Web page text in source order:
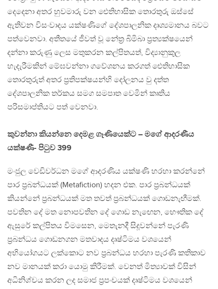
දෙදෙනා අතර හුවමාරු වන ඓතිහාසික තොරතුරු ඔස්සේ
ඇතිවන විසංවාදය යක්ෂණිගේ දේශපාලනික දෘශ්‍යමානය බවට
පත්වෙනවා. අතීතයේ ජීවත් වූ නේත්‍ර බිමිබා ප්‍රත්‍යක්ෂයෙන්
දන්නා කරුණු ලෙස මතුකරන කල්පිතයත්, විද්‍යානුකුල
හැදැරීමකින් මේඝවන්නා ගවේශනය කරගත් ඓතිහාසික
තොරතුරුත් අතර ප්‍රතිපක්ෂයන්හි දෝලනය වු දත්ත
දේශපාලනික තර්කය සමග සමපාත වෙමින් කෘතිය
පරිසමාප්තියට පත් වෙනවා.
කුවන්නා කියන්නෙ දෙමළ ගෑණියෙක්ට – මගේ ආදරණීය
යක්ෂණී- පිටුව 399
මංජුල වෙඩිවර්ධන මගේ ආදරණිය යක්ෂණි හරහා කරන්නේ
පාර ප්‍රබන්ධයක් (Metafiction) හදන එක. පාර ප්‍රබන්ධයක්
කියන්නේ ප්‍රබන්ධයක් මත තවත් ප්‍රබන්ධයක් ගොඩනැඟීමක්.
පවතින දේ මත නොපවතින දේ ගොඩ නැඟෙන, භෞතික දේ
ඇසුරේ කල්පිතය විමසෙන, මෙතැනදී සිදූවන්නේ පැරණි
ප්‍රබන්ධය ගොඩනගන මතවාදය දෘෂ්ටිමය වශයෙන්
අභියෝගයට ලක්කොට නව ප්‍රබන්ධය හරහා පැරණි කතිකාව
නව මානයක් කරා යොමු කිරීමක්. වෙනත් මිත්‍යාවක් විසින්
අධිනිශ්චය කරන ලද සමාජ ප්‍රපංචයක් දෘෂ්ටිමය වශයෙන්